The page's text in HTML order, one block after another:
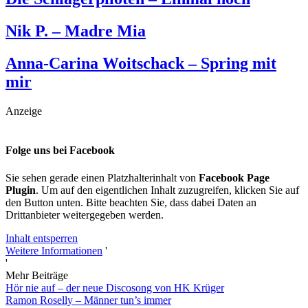
Nik P. – Madre Mia
Anna-Carina Woitschack – Spring mit
mir
Anzeige
Folge uns bei Facebook
Sie sehen gerade einen Platzhalterinhalt von Facebook Page
Plugin. Um auf den eigentlichen Inhalt zuzugreifen, klicken Sie auf
den Button unten. Bitte beachten Sie, dass dabei Daten an
Drittanbieter weitergegeben werden.
Inhalt entsperren
Weitere Informationen '
'
Mehr Beiträge
Hör nie auf – der neue Discosong von HK Krüger
Ramon Roselly – Männer tun’s immer